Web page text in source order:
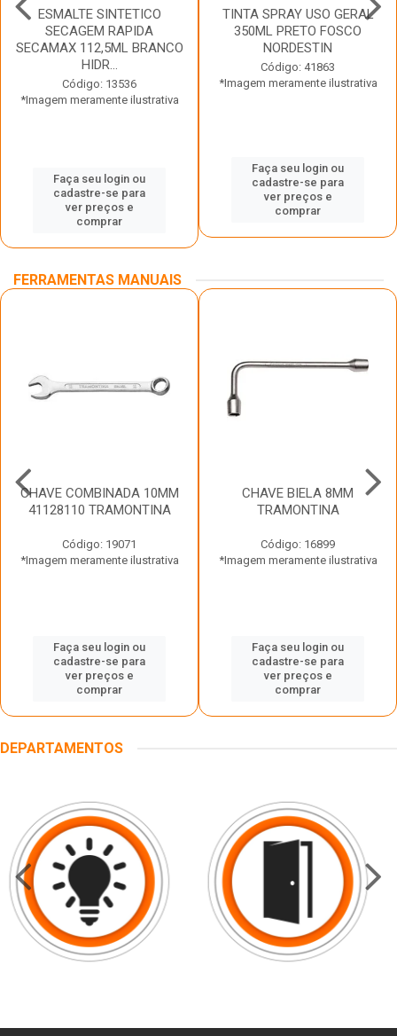
ESMALTE SINTETICO
SECAGEM RAPIDA
SECAMAX 112,5ML BRANCO
HIDR...
Código: 13536
*Imagem meramente ilustrativa
Faça seu login ou
cadastre-se para
ver preços e
comprar
TINTA SPRAY USO GERAL
350ML PRETO FOSCO
NORDESTIN
Código: 41863
*Imagem meramente ilustrativa
Faça seu login ou
cadastre-se para
ver preços e
comprar
FERRAMENTAS MANUAIS
CHAVE COMBINADA 10MM
41128110 TRAMONTINA
Código: 19071
*Imagem meramente ilustrativa
Faça seu login ou
cadastre-se para
ver preços e
comprar
CHAVE BIELA 8MM
TRAMONTINA
Código: 16899
*Imagem meramente ilustrativa
Faça seu login ou
cadastre-se para
ver preços e
comprar
DEPARTAMENTOS